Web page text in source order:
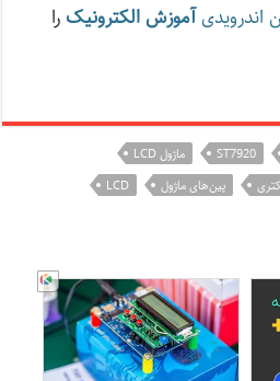
اندرویدیآموزش الکترونیک را
ST7920
ماژول LCD
پین‌های ماژول
LCD